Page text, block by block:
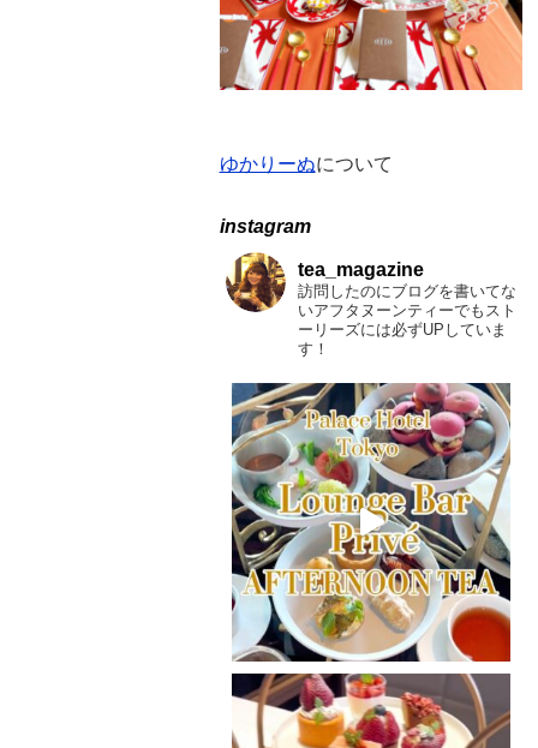
ゆかりーぬについて
instagram
tea_magazine
訪問したのにブログを書いてな
いアフタヌーンティーでもスト
ーリーズには必ずUPしていま
す！